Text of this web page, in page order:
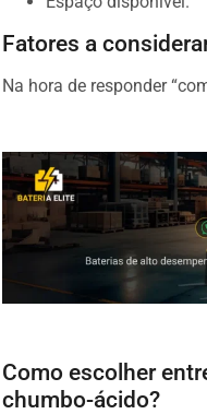
Fatores a
Na hora de responder
Como escolher
chumbo-ácido?